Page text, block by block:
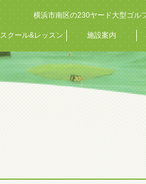
横浜市南区の230ヤード大型ゴル
スクール&レッスン 施設案内